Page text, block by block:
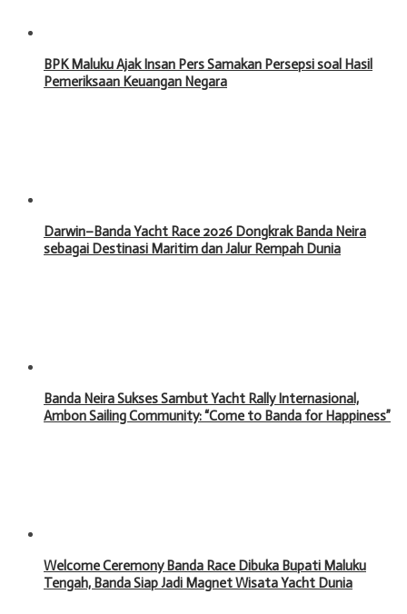
BPK Maluku Ajak Insan Pers Samakan Persepsi soal Hasil
Pemeriksaan Keuangan Negara
Darwin–Banda Yacht Race 2026 Dongkrak Banda Neira
sebagai Destinasi Maritim dan Jalur Rempah Dunia
Banda Neira Sukses Sambut Yacht Rally Internasional,
Ambon Sailing Community: “Come to Banda for Happiness”
Welcome Ceremony Banda Race Dibuka Bupati Maluku
Tengah, Banda Siap Jadi Magnet Wisata Yacht Dunia